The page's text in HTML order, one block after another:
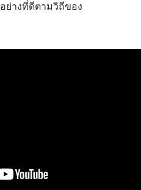
ย่างที่ดีตามวิถีของ